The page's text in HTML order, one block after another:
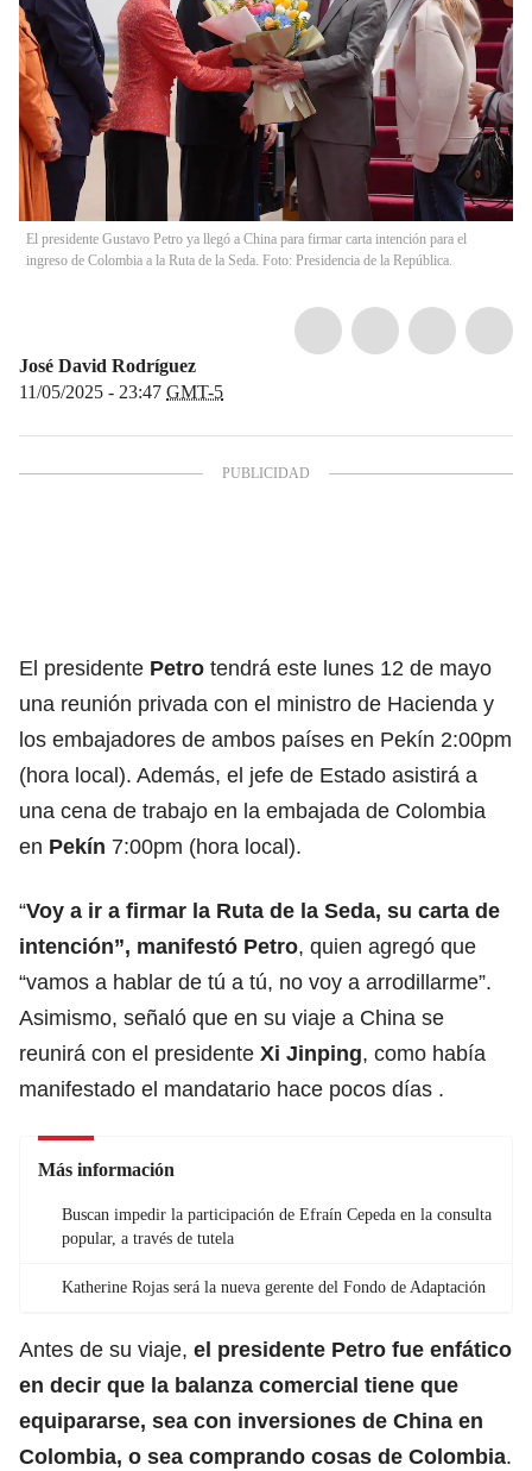
El presidente Gustavo Petro ya llegó a China para firmar carta intención para el
ingreso de Colombia a la Ruta de la Seda. Foto: Presidencia de la República.
José David Rodríguez
11/05/2025 - 23:47 GMT-5
El presidente Petro tendrá este lunes 12 de mayo
una reunión privada con el ministro de Hacienda y
los embajadores de ambos países en Pekín 2:00pm
(hora local). Además, el jefe de Estado asistirá a
una cena de trabajo en la embajada de Colombia
en Pekín 7:00pm (hora local).
“Voy a ir a firmar la Ruta de la Seda, su carta de
intención”, manifestó Petro, quien agregó que
“vamos a hablar de tú a tú, no voy a arrodillarme”.
Asimismo, señaló que en su viaje a China se
reunirá con el presidente Xi Jinping, como había
manifestado el mandatario hace pocos días .
Más información
Buscan impedir la participación de Efraín Cepeda en la consulta
popular, a través de tutela
Katherine Rojas será la nueva gerente del Fondo de Adaptación
Antes de su viaje, el presidente Petro fue enfático
en decir que la balanza comercial tiene que
equipararse, sea con inversiones de China en
Colombia, o sea comprando cosas de Colombia.